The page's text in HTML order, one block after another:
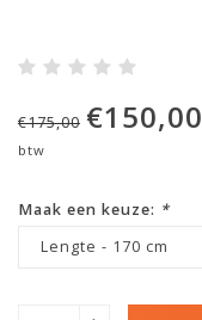
€175,00 €150,00
btw
Maak een keuze: *
Lengte - 170 cm